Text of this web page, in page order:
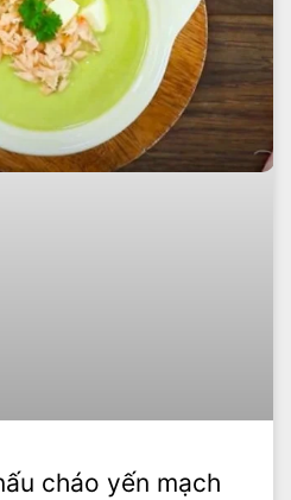
cháo yến mạch